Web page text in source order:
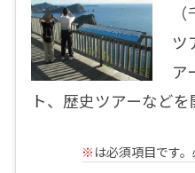
ツ
ア
ト、歴史ツアーなどを
※ は必須項目です